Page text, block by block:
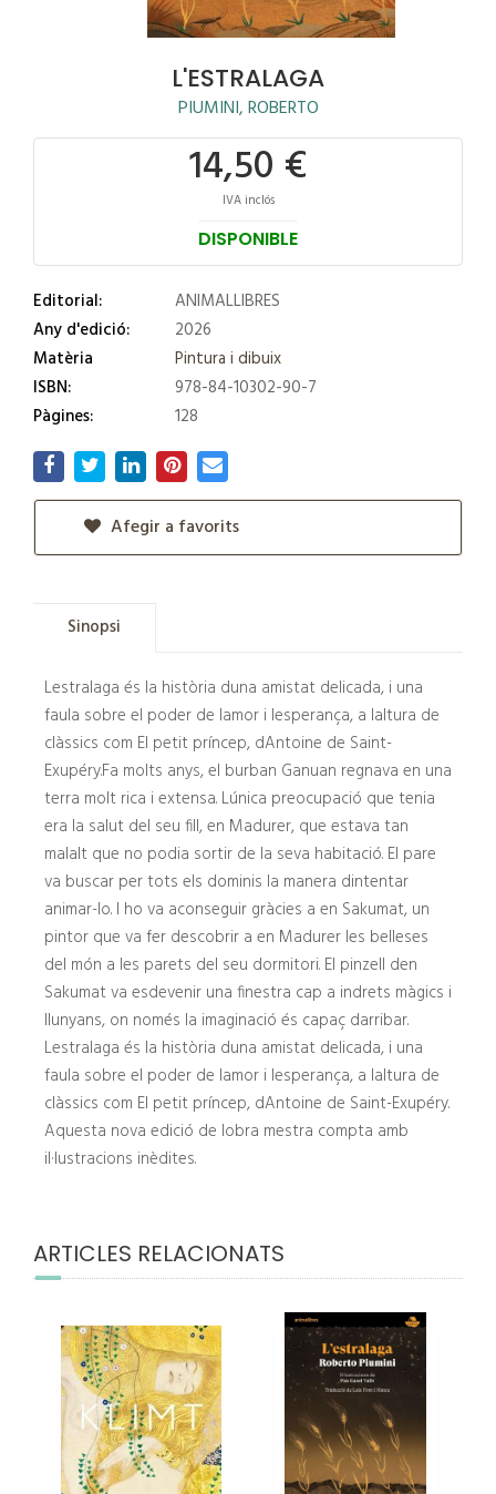
L'ESTRALAGA
PIUMINI, ROBERTO
14,50 €
IVA inclós
DISPONIBLE
Editorial:
ANIMALLIBRES
Any d'edició:
2026
Matèria
Pintura i dibuix
ISBN:
978-84-10302-90-7
Pàgines:
128
Afegir a favorits
Sinopsi
Lestralaga és la història duna amistat delicada, i una
faula sobre el poder de lamor i lesperança, a laltura de
clàssics com El petit príncep, dAntoine de Saint-
Exupéry.Fa molts anys, el burban Ganuan regnava en una
terra molt rica i extensa. Lúnica preocupació que tenia
era la salut del seu fill, en Madurer, que estava tan
malalt que no podia sortir de la seva habitació. El pare
va buscar per tots els dominis la manera dintentar
animar-lo. I ho va aconseguir gràcies a en Sakumat, un
pintor que va fer descobrir a en Madurer les belleses
del món a les parets del seu dormitori. El pinzell den
Sakumat va esdevenir una finestra cap a indrets màgics i
llunyans, on només la imaginació és capaç darribar.
Lestralaga és la història duna amistat delicada, i una
faula sobre el poder de lamor i lesperança, a laltura de
clàssics com El petit príncep, dAntoine de Saint-Exupéry.
Aquesta nova edició de lobra mestra compta amb
il·lustracions inèdites.
ARTICLES RELACIONATS